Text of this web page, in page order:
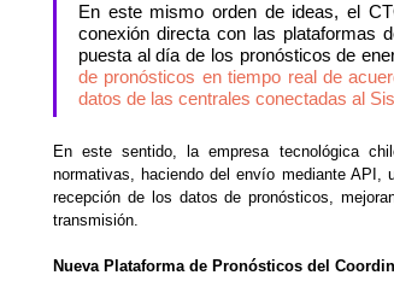
En este mismo orden de ideas, el
conexión directa con las plataformas
puesta al día de los pronósticos de
de pronósticos en tiempo real de
datos de las centrales conectadas al
En este sentido, la empresa tecnológica
normativas, haciendo del envío mediante
recepción de los datos de pronósticos,
transmisión.
Nueva Plataforma de Pronósticos del